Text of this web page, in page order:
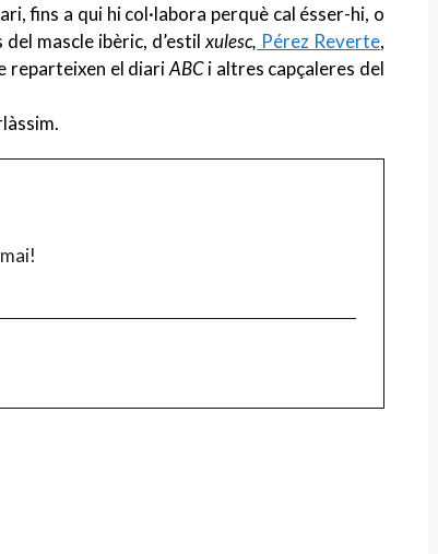
fins a qui hi col·labora perquè cal ésser-hi, o
mascle ibèric, d’estilxulesc, Pérez Reverte,
reparteixen el diariABCi altres capçaleres del